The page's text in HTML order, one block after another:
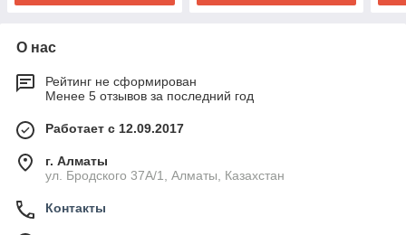
О нас
Рейтинг не сформирован
Менее 5 отзывов за последний год
Работает с 12.09.2017
г. Алматы
ул. Бродского 37А/1, Алматы, Казахстан
Контакты